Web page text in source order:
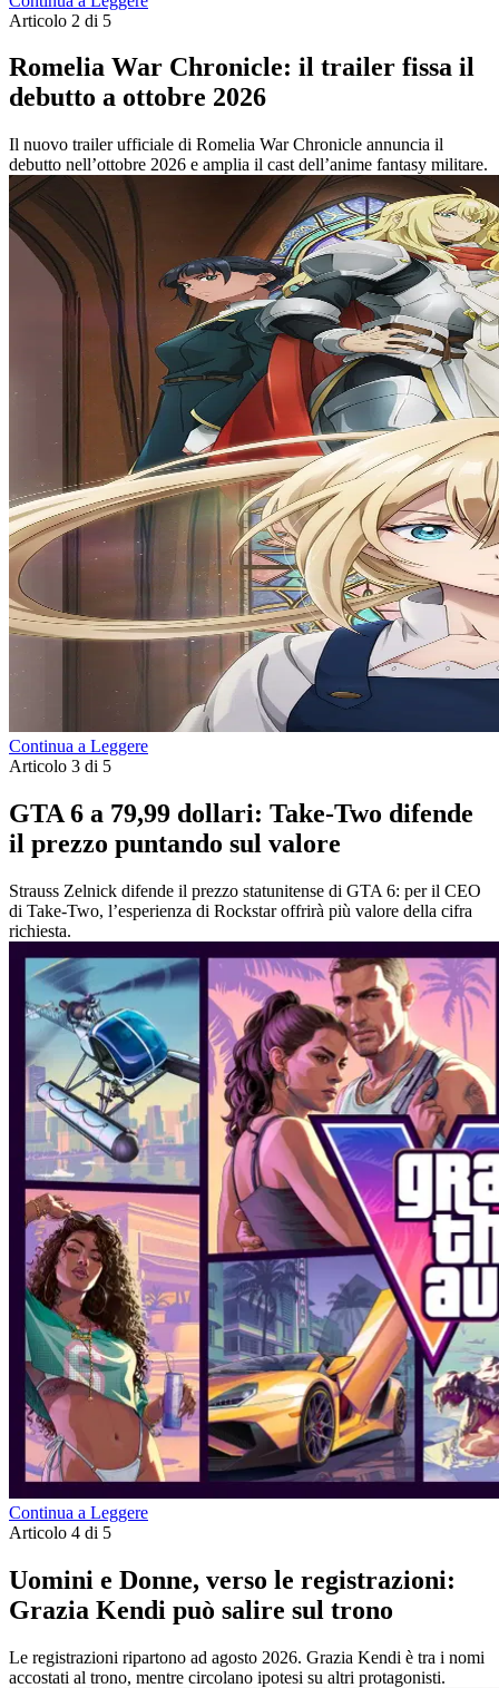
Articolo 2 di 5
Romelia War Chronicle: il trailer fissa il
debutto a ottobre 2026
Il nuovo trailer ufficiale di Romelia War Chronicle annuncia il
debutto nell’ottobre 2026 e amplia il cast dell’anime fantasy militare.
Continua a Leggere
Articolo 3 di 5
GTA 6 a 79,99 dollari: Take-Two difende
il prezzo puntando sul valore
Strauss Zelnick difende il prezzo statunitense di GTA 6: per il CEO
di Take-Two, l’esperienza di Rockstar offrirà più valore della cifra
richiesta.
Continua a Leggere
Articolo 4 di 5
Uomini e Donne, verso le registrazioni:
Grazia Kendi può salire sul trono
Le registrazioni ripartono ad agosto 2026. Grazia Kendi è tra i nomi
accostati al trono, mentre circolano ipotesi su altri protagonisti.